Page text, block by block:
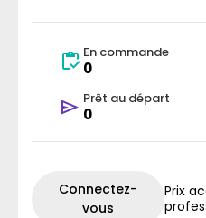
En commande
0
Prêt au départ
0
Connectez-
vous
Prix